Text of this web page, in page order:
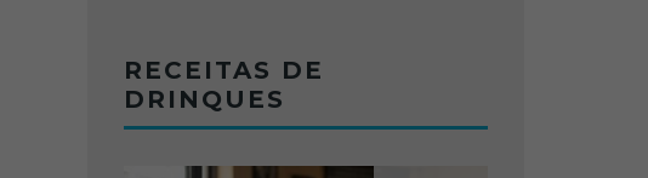
RECEITAS DE
DRINQUES